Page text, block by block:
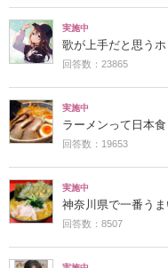
実施中
歌が上手だと思う
回答数：23865
実施中
ラーメンって日本
回答数：19653
実施中
神奈川県で一番う
回答数：8507